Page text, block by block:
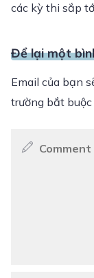
các kỳ thi sắp
Để lại một
Email của bạn
trường bắt